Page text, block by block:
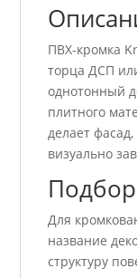
ПВХ-кромка
торца ДСП
однотонный
плитного
делает
визуально
Для
название
структуру